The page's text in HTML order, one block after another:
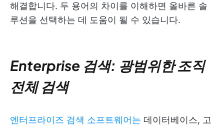
해결합니다. 두 용어의 차이를 이해하면 올바른 솔
루션을 선택하는 데 도움이 될 수 있습니다.
Enterprise 검색: 광범위한 조직
전체 검색
엔터프라이즈 검색 소프트웨어는 데이터베이스, 고